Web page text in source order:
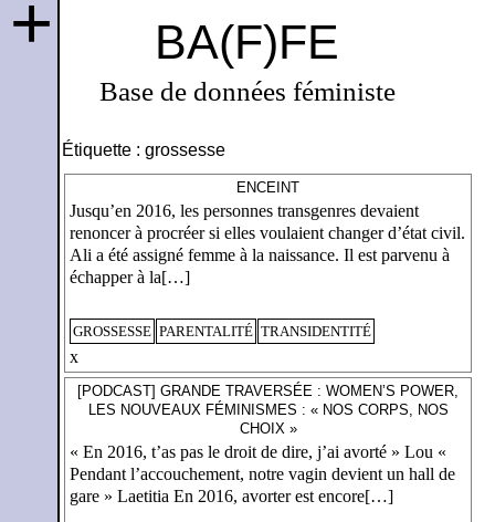
BA(F)FE
Base de données féministe
+
Étiquette : grossesse
ENCEINT
Jusqu’en 2016, les personnes transgenres devaient
renoncer à procréer si elles voulaient changer d’état civil.
Ali a été assigné femme à la naissance. Il est parvenu à
échapper à la[…]
GROSSESSE PARENTALITÉ TRANSIDENTITÉ
x
[PODCAST] GRANDE TRAVERSÉE : WOMEN’S POWER,
LES NOUVEAUX FÉMINISMES : « NOS CORPS, NOS
CHOIX »
« En 2016, t’as pas le droit de dire, j’ai avorté » Lou «
Pendant l’accouchement, notre vagin devient un hall de
gare » Laetitia En 2016, avorter est encore[…]